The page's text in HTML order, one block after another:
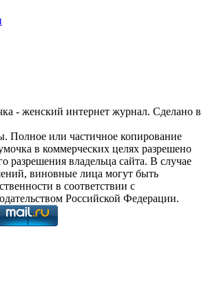
- женский интернет журнал. Сделано в
Полное или частичное копирование
в коммерческих целях разрешено
разрешения владельца сайта. В случае
виновные лица могут быть
в соответствии с
Российской Федерации.